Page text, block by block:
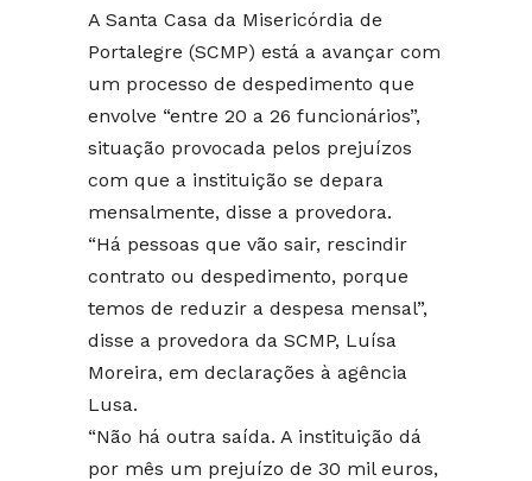
A Santa Casa da Misericórdia de
Portalegre (SCMP) está a avançar com
um processo de despedimento que
envolve “entre 20 a 26 funcionários”,
situação provocada pelos prejuízos
com que a instituição se depara
mensalmente, disse a provedora.
“Há pessoas que vão sair, rescindir
contrato ou despedimento, porque
temos de reduzir a despesa mensal”,
disse a provedora da SCMP, Luísa
Moreira, em declarações à agência
Lusa.
“Não há outra saída. A instituição dá
por mês um prejuízo de 30 mil euros,